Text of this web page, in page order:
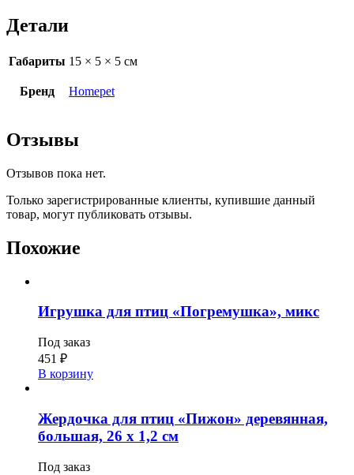
Детали
Габариты 15 × 5 × 5 см
Бренд Homepet
Отзывы
Отзывов пока нет.
Только зарегистрированные клиенты, купившие данный
товар, могут публиковать отзывы.
Похожие
Игрушка для птиц «Погремушка», микс
Под заказ
451 ₽
В корзину
Жердочка для птиц «Пижон» деревянная,
большая, 26 х 1,2 см
Под заказ